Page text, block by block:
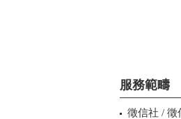
服務範疇
徵信社 / 徵